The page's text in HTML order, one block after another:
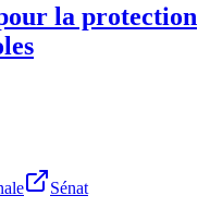
la protection
Sénat